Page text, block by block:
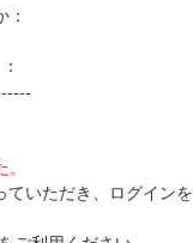
いただき、ログインを